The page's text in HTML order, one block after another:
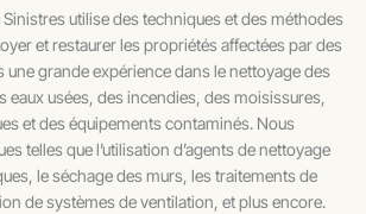
Sinistres utilise des techniques et des méthodes
et restaurer les propriétés affectées par des
une grande expérience dans le nettoyage des
eaux usées, des incendies, des moisissures,
et des équipements contaminés. Nous
telles que l’utilisation d’agents de nettoyage
le séchage des murs, les traitements de
de systèmes de ventilation, et plus encore.